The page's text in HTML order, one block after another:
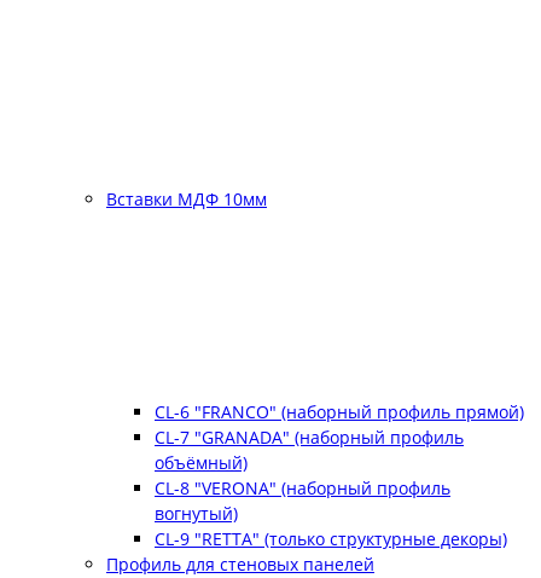
Вставки МДФ 10мм
CL-6 "FRANCO" (наборный профиль прямой)
CL-7 "GRANADA" (наборный профиль
объёмный)
CL-8 "VERONA" (наборный профиль
вогнутый)
CL-9 "RETTA" (только структурные декоры)
Профиль для стеновых панелей